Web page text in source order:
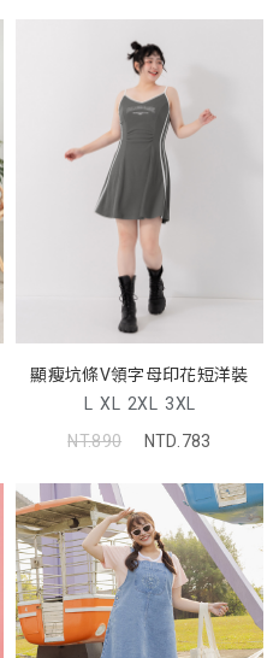
顯瘦坑條V領字母印花短洋裝
L XL 2XL 3XL
NT.890
NTD.783